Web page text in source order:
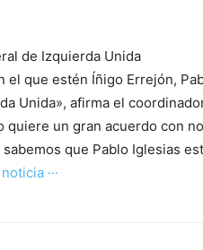
de Izquierda Unida
el que estén Íñigo Errejón,
Unida», afirma el
quiere un gran acuerdo con
que Pablo Iglesias
noticia ···